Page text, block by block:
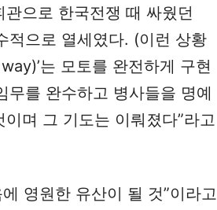
으로 한국전쟁 때 싸웠던
적으로 열세였다. (이런 상황
는 모토를 완전하게 구현
무를 완수하고 병사들을 명예
며 그 기도는 이뤄졌다”라고
영원한 유산이 될 것”이라고